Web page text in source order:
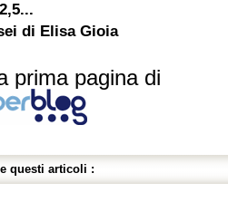
di Elisa Gioia
prima pagina di
questi articoli :